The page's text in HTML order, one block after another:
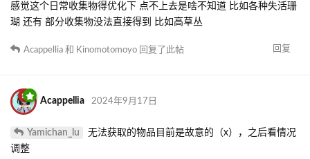
感觉这个日常收集物得优化下 点不上去是啥不知道 比如各种失活珊
瑚 还有 部分收集物没法直接得到 比如高草丛
回复
Acappellia 和 Kinomotomoyo 回复了此帖
Acappellia 2024年9月17日
Yamichan_lu
无法获取的物品目前是故意的（x），之后看情况
调整